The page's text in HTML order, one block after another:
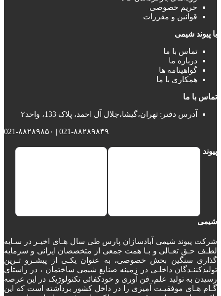
حریم خصوصی
قوانین و مقررات
با پیوند شیمی
تماس با ما
درباره ما
گواهینامه ها
همکاری با ما
تماس با ما
آدرس دفتر: تهران،گیشا،جلال آل احمد، پلاک 133، واحد۲
021-۸۸۲۸۹۸۴۹ | 021-۸۸۲۸۹۸۵۰
پیوند
شیمی
شرکت پیوند شیمی آبادسازان پارس طی سال هـای اخیـر در سـایه
لطـف حـق تعـالی و بـا همت جمعی از متخصصان ایرانی و سرمایه
گذاری سنگین بخش خصوصی، به عنوان یکـی از پیشـرو تـرین
تولیدکننـدگان داخلـی در زمینه صنایع شیمی ساختمان ، در راستای
رسیدن به تولید علم، فن آوری و خودکفائی تکنولوژیک در این عرصه
گـام هـای موفقیـت آمیزی را در داخل کشور برداشته است که این